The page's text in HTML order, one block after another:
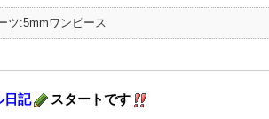
ツ:5mmワンピース
日記 スタートです